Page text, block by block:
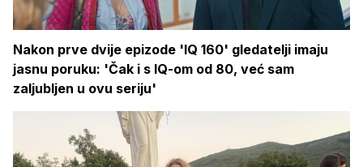
Nakon prve dvije epizode 'IQ 160' gledatelji imaju
jasnu poruku: 'Čak i s IQ-om od 80, već sam
zaljubljen u ovu seriju'